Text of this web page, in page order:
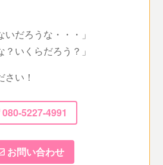
いだろうな・・・」
？いくらだろう？」
い！
080-5227-4991
お問い合わせ